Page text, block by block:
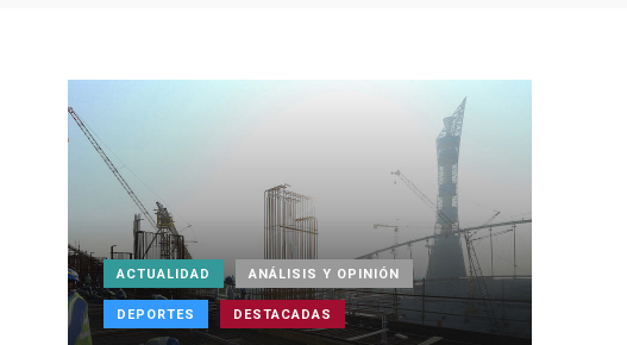
ACTUALIDAD ANÁLISIS Y OPINIÓN
DEPORTES DESTACADAS